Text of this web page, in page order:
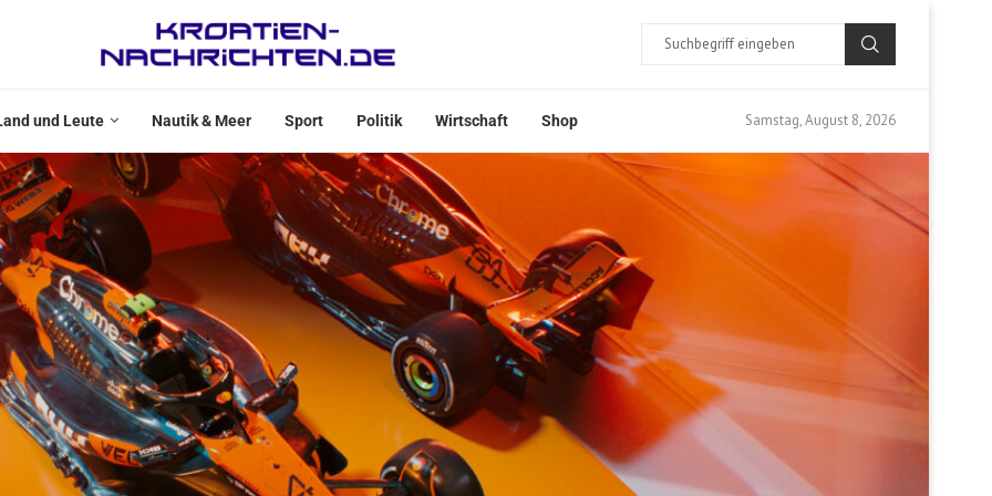
und Leute Nautik & Meer Sport Politik Wirtschaft Shop Samstag, August 8, 2026